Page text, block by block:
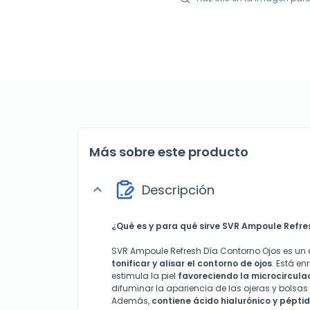
Más sobre este producto
expand_more Descripción
¿Qué es y para qué sirve SVR Ampoule
SVR Ampoule Refresh Día Contorno Ojos es
tonificar y alisar el contorno de ojos. Está
estimula la piel favoreciendo la
difuminar la apariencia de las ojeras y
Además, contiene ácido hialurónico y